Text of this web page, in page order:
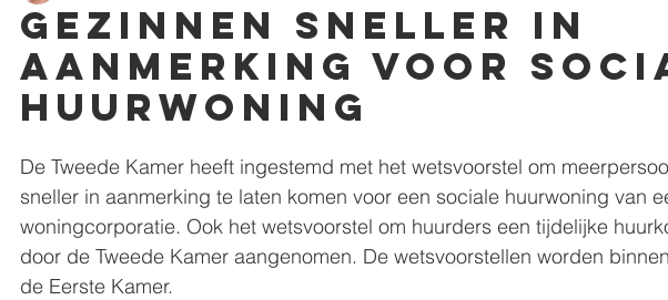
Gezinnen sneller in
aanmerking voor
huurwoning
De Tweede Kamer heeft ingestemd met het wetsvoorstel om
sneller in aanmerking te laten komen voor een sociale huurwoning van
woningcorporatie. Ook het wetsvoorstel om huurders een tijdelijke
door de Tweede Kamer aangenomen. De wetsvoorstellen worden
de Eerste Kamer.